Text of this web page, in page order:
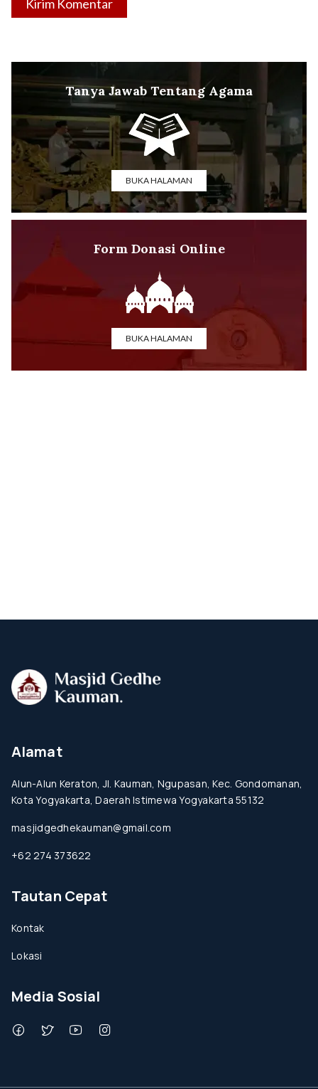
Tanya Jawab Tentang Agama
BUKA HALAMAN
Form Donasi Online
BUKA HALAMAN
Alamat
Alun-Alun Keraton, Jl. Kauman, Ngupasan, Kec. Gondomanan,
Kota Yogyakarta, Daerah Istimewa Yogyakarta 55132
masjidgedhekauman@gmail.com
+62 274 373622
Tautan Cepat
Kontak
Lokasi
Media Sosial